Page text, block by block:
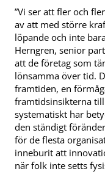
”Vi ser att fler och
av att med större
löpande och inte
Herngren, senior
att de företag som
lönsamma över tid.
framtiden, en
framtidsinsikterna
systematiskt har
den ständigt
för de flesta
inneburit att
när folk inte setts